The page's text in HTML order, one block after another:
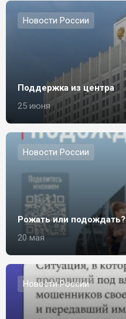
Новости России
Поддержка из центра
25 июня
Новости России
Рожать или подождать?
20 мая
Новости России